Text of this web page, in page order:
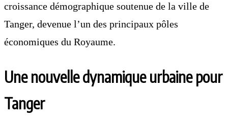
croissance démographique soutenue de la ville de
Tanger, devenue l’un des principaux pôles
économiques du Royaume.
Une nouvelle dynamique urbaine pour
Tanger